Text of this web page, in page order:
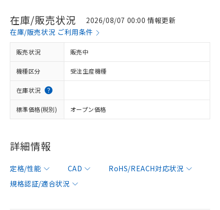
在庫/販売状況
2026/08/07 00:00 情報更新
在庫/販売状況 ご利用条件
販売状況 販売中
機種区分 受注生産機種
在庫状況
標準価格(税別) オープン価格
詳細情報
定格/性能 CAD
RoHS/REACH対応状況
規格認証/適合状況